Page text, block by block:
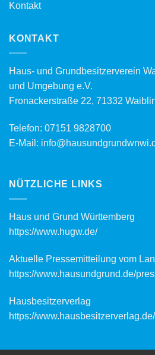
Kontakt
KONTAKT
Haus- und Grundbesitzerverein
und Umgebung e.V.
Fronackerstraße 22, 71332
Telefon: 07151 9828700
E-Mail:
NÜTZLICHE LINKS
Haus und Grund Württemberg
https://www.hugw.de/
Aktuelle Pressemitteilung vom
https://www.hausundgrund.de/
Hausbesitzerverlag
https://www.hausbesitzerverlag.de/